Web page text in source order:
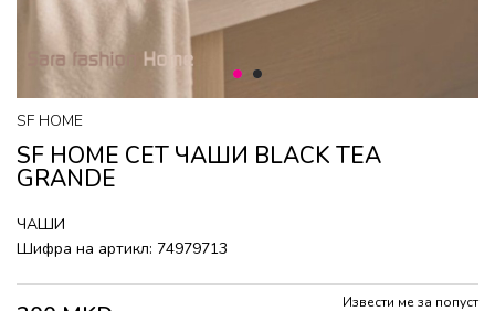
1 2
SF HOME
SF HOME СЕТ ЧАШИ BLACK TEA
GRANDE
ЧАШИ
Шифра на артикл: 74979713
Извести ме за попуст